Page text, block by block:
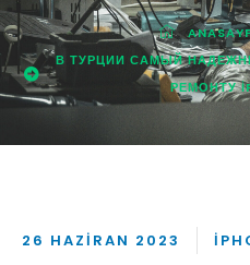
В ТУРЦИИ САМЫЙ
РЕМОНТУ
26 HAZIRAN 2023